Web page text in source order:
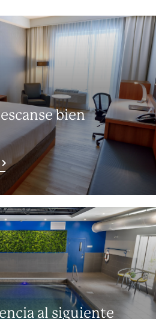
bien
al siguiente